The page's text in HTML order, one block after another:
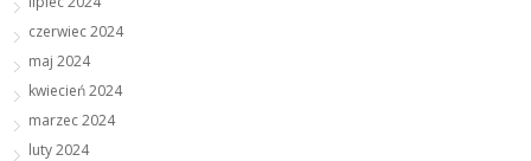
czerwiec 2024
maj 2024
kwiecień 2024
marzec 2024
luty 2024